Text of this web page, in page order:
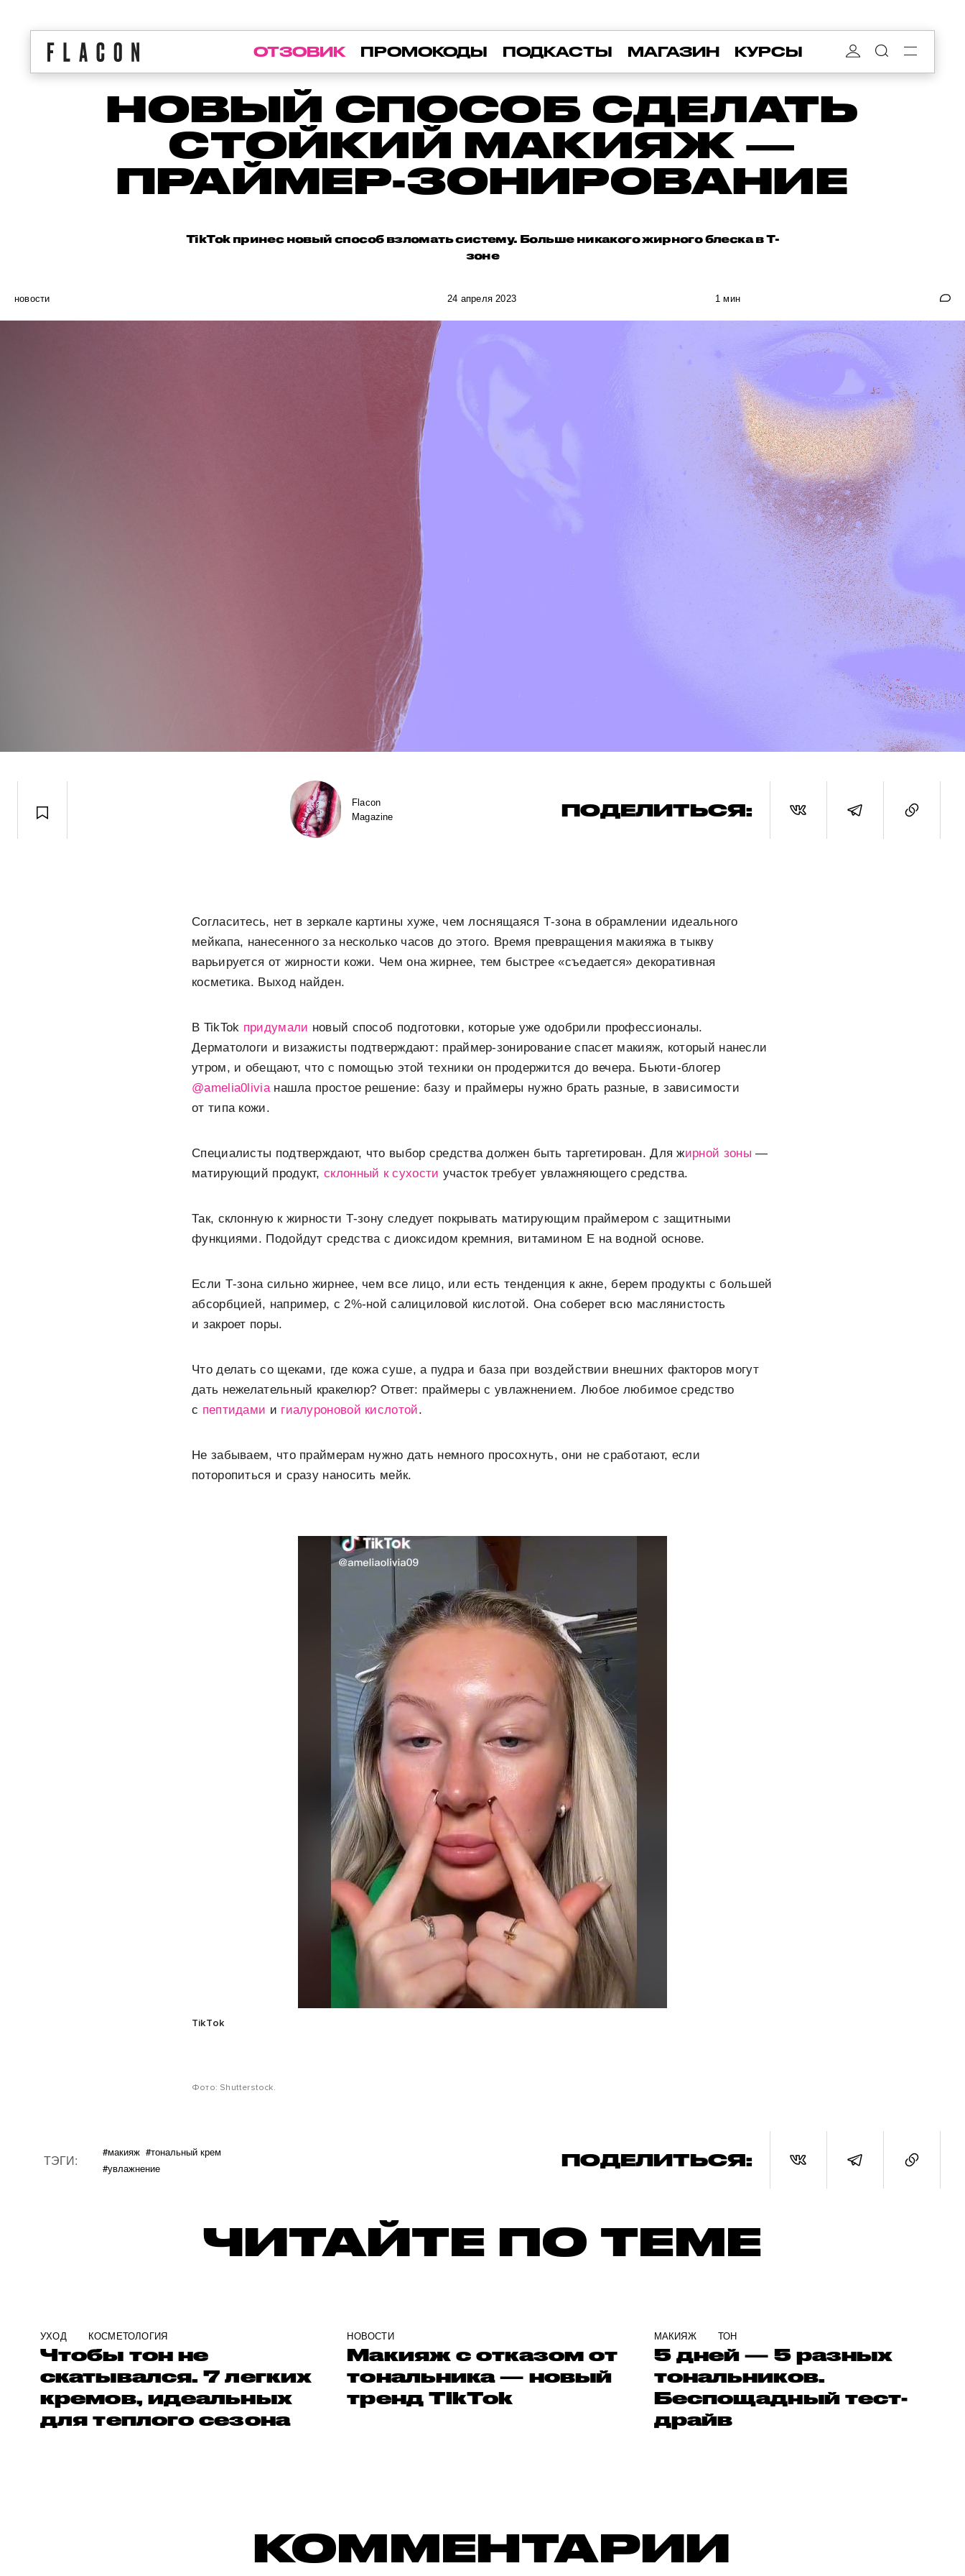
ОТЗОВИК ПРОМОКОДЫ ПОДКАСТЫ МАГАЗИН КУРСЫ
НОВЫЙ СПОСОБ СДЕЛАТЬ
СТОЙКИЙ МАКИЯЖ —
ПРАЙМЕР-ЗОНИРОВАНИЕ
TikTok принес новый способ взломать систему. Больше никакого жирного блеска в Т-
зоне
новости 24 апреля 2023 1 мин
Flacon
Magazine
ПОДЕЛИТЬСЯ:
Согласитесь, нет в зеркале картины хуже, чем лоснящаяся Т-зона в обрамлении идеального
мейкапа, нанесенного за несколько часов до этого. Время превращения макияжа в тыкву
варьируется от жирности кожи. Чем она жирнее, тем быстрее «съедается» декоративная
косметика. Выход найден.
В TikTok придумали новый способ подготовки, которые уже одобрили профессионалы.
Дерматологи и визажисты подтверждают: праймер-зонирование спасет макияж, который нанесли
утром, и обещают, что с помощью этой техники он продержится до вечера. Бьюти-блогер
@amelia0liviaнашла простое решение: базу и праймеры нужно брать разные, в зависимости
от типа кожи.
Специалисты подтверждают, что выбор средства должен быть таргетирован. Для жирной зоны —
матирующий продукт,склонный к сухости участок требует увлажняющего средства.
Так, склонную к жирности Т-зону следует покрывать матирующим праймером с защитными
функциями. Подойдут средства с диоксидом кремния, витамином Е на водной основе.
Если Т-зона сильно жирнее, чем все лицо, или есть тенденция к акне, берем продукты с большей
абсорбцией, например, с 2%-ной салициловой кислотой. Она соберет всю маслянистость
и закроет поры.
Что делать со щеками, где кожа суше, а пудра и база при воздействии внешних факторов могут
дать нежелательный кракелюр? Ответ: праймеры с увлажнением. Любое любимое средство
с пептидами и гиалуроновой кислотой.
Не забываем, что праймерам нужно дать немного просохнуть, они не сработают, если
поторопиться и сразу наносить мейк.
TikTok
Фото: Shutterstock.
ТЭГИ: #макияж #тональный крем
#увлажнение
ПОДЕЛИТЬСЯ:
ЧИТАЙТЕ ПО ТЕМЕ
УХОД КОСМЕТОЛОГИЯ
Чтобы тон не
скатывался. 7 легких
кремов, идеальных
для теплого сезона
НОВОСТИ
Макияж с отказом от
тональника — новый
тренд TikTok
МАКИЯЖ ТОН
5 дней — 5 разных
тональников.
Беспощадный тест-
драйв
КОММЕНТАРИИ